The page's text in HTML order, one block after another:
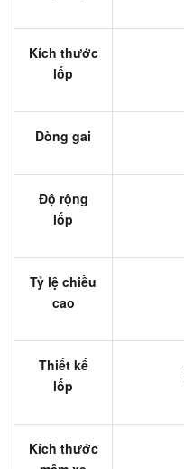
Kích thước
lốp
Dòng gai
Độ rộng
lốp
Tỷ lệ chiều
cao
Thiết kế
lốp
Kích thước